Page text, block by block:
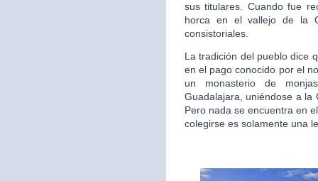
sus titulares. Cuando fue
horca en el vallejo de la
consistoriales.
La tradición del pueblo dice
en el pago conocido por el
un monasterio de
Guadalajara, uniéndose a la
Pero nada se encuentra en
colegirse es solamente una